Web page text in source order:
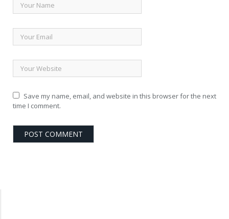
Save my name, email, and website in this browser for the next
time I comment.